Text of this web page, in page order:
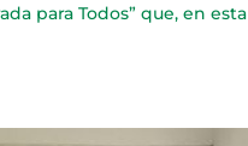
para Todos” que, en esta